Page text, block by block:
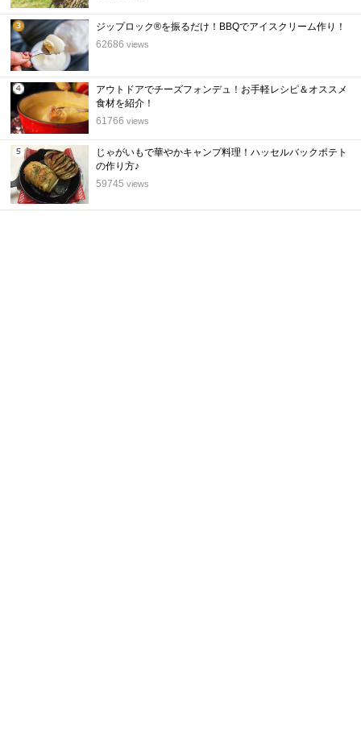
3
位
ジップロック®を振るだけ！BBQでアイスクリーム作り！
62686 views
4
位
アウトドアでチーズフォンデュ！お手軽レシピ＆オススメ
食材を紹介！
61766 views
5
位
じゃがいもで華やかキャンプ料理！ハッセルバックポテト
の作り方♪
59745 views